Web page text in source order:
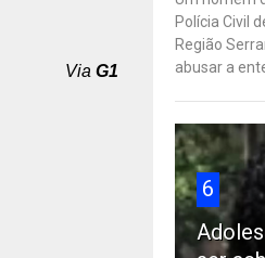
Via G1
Polícia Civil
Região
abusar a
6